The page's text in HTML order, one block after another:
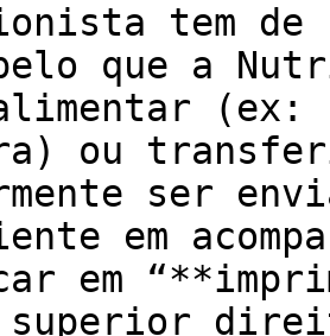
tem de
que a
(ex:
ou
ser
em
em
superior